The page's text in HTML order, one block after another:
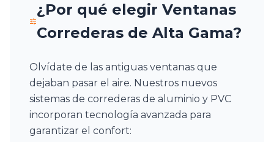
¿Por qué elegir Ventanas
Correderas de Alta Gama?
Olvídate de las antiguas ventanas que
dejaban pasar el aire. Nuestros nuevos
sistemas de correderas de aluminio y PVC
incorporan tecnología avanzada para
garantizar el confort: